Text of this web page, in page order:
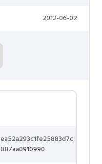
2012-06-02
ea52a293c1fe25883d7c
087aa0910990